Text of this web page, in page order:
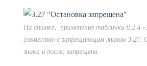
На снимке, применение таблички 8.2.4
совместно с запрещающим знаком 3.27.
знака и после, запрещена.